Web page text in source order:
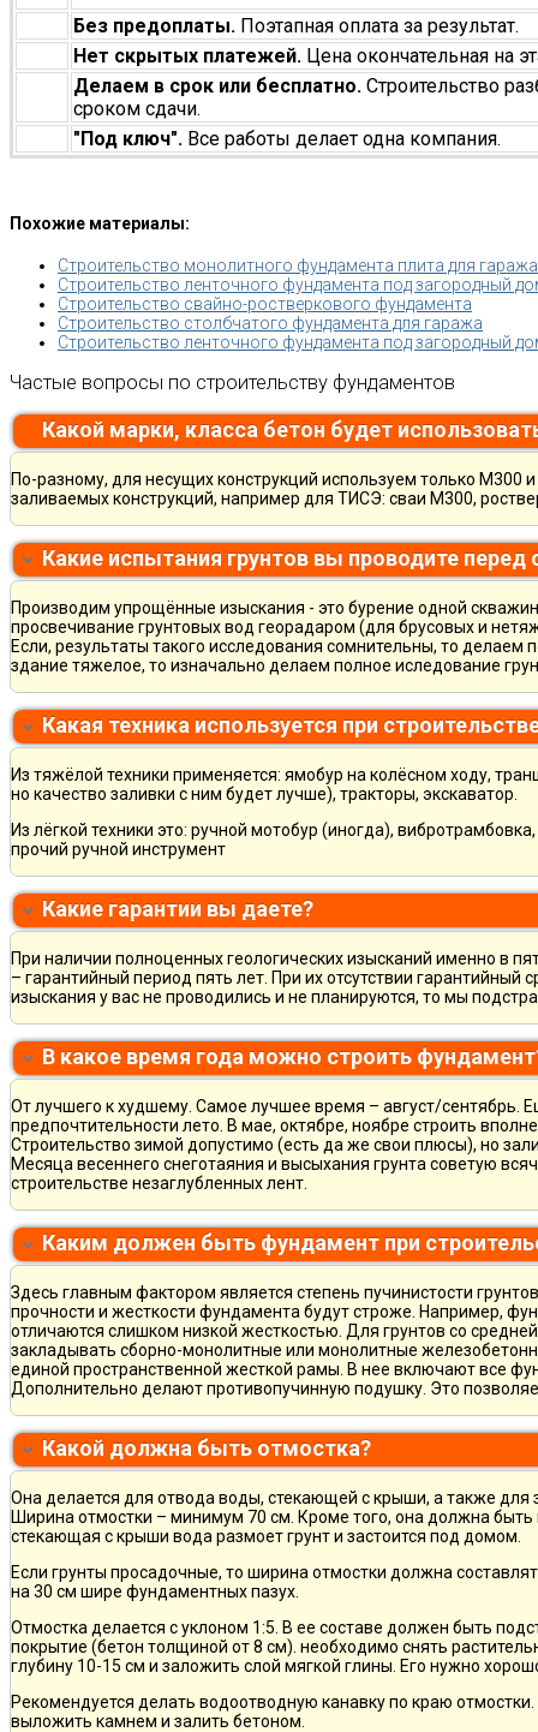
Без предоплаты. Поэтапная оплата за результат.
Нет скрытых платежей. Цена окончательная на
Делаем в срок или бесплатно. Строительство
сроком сдачи.
"Под ключ". Все работы делает одна компания.
Похожие материалы:
Строительство монолитного фундамента плита для
Строительство ленточного фундамента под загородный
Строительство свайно-ростверкового фундамента
Строительство столбчатого фундамента для гаража
Строительство ленточного фундамента под загородный
Частые вопросы по строительству фундаментов
Какой марки, класса бетон будет
По-разному, для несущих конструкций используем только М300
заливаемых конструкций, например для ТИСЭ: сваи М300,
Какие испытания грунтов вы проводите перед
Производим упрощённые изыскания - это бурение одной
просвечивание грунтовых вод георадаром (для брусовых и
Если, результаты такого исследования сомнительны, то
здание тяжелое, то изначально делаем полное иследование
Какая техника используется при
Из тяжёлой техники применяется: ямобур на колёсном ходу,
но качество заливки с ним будет лучше), тракторы, экскаватор.
Из лёгкой техники это: ручной мотобур (иногда),
прочий ручной инструмент
Какие гарантии вы даете?
При наличии полноценных геологических изысканий именно в
– гарантийный период пять лет. При их отсутствии гарантийный
изыскания у вас не проводились и не планируются, то мы
В какое время года можно строить
От лучшего к худшему. Самое лучшее время – август/сентябрь.
предпочтительности лето. В мае, октябре, ноябре строить
Строительство зимой допустимо (есть да же свои плюсы), но
Месяца весеннего снеготаяния и высыхания грунта советую
строительстве незаглубленных лент.
Каким должен быть фундамент при
Здесь главным фактором является степень пучинистости
прочности и жесткости фундамента будут строже. Например,
отличаются слишком низкой жесткостью. Для грунтов со
закладывать сборно-монолитные или монолитные
единой пространственной жесткой рамы. В нее включают все
Дополнительно делают противопучинную подушку. Это
Какой должна быть отмостка?
Она делается для отвода воды, стекающей с крыши, а также для
Ширина отмостки – минимум 70 см. Кроме того, она должна быть
стекающая с крыши вода размоет грунт и застоится под домом.
Если грунты просадочные, то ширина отмостки должна
на 30 см шире фундаментных пазух.
Отмостка делается с уклоном 1:5. В ее составе должен быть
покрытие (бетон толщиной от 8 см). необходимо снять
глубину 10-15 см и заложить слой мягкой глины. Его нужно
Рекомендуется делать водоотводную канавку по краю
выложить камнем и залить бетоном.